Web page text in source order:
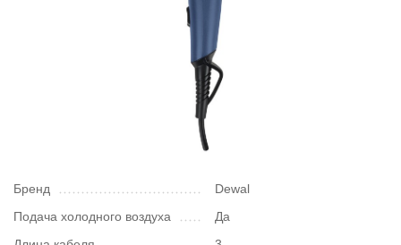
Бренд
Dewal
Подача холодного воздуха
Да